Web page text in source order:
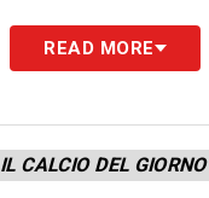
READ MORE
IL CALCIO DEL GIORNO